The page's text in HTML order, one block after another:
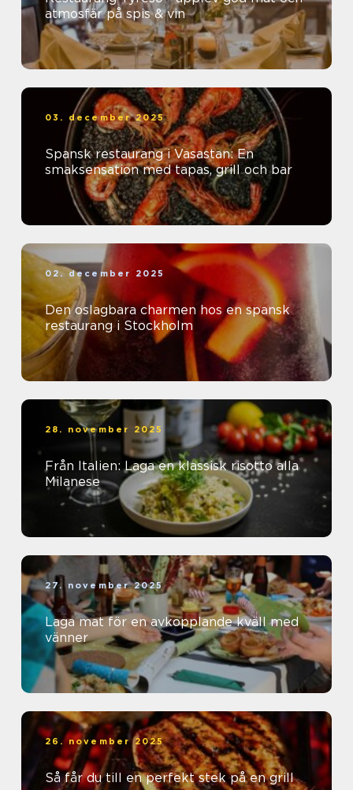
atmosfär på spis & vin
03. december 2025
Spansk restaurang i Vasastan: En
smaksensation med tapas, grill och bar
02. december 2025
Den oslagbara charmen hos en spansk
restaurang i Stockholm
28. november 2025
Från Italien: Laga en klassisk risotto alla
Milanese
27. november 2025
Laga mat för en avkopplande kväll med
vänner
26. november 2025
Så får du till en perfekt stek på en grill